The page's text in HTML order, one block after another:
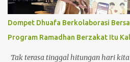
memperhatikan lebih extra lagi
Penyebab Mata Kering Kebanyakan
pada berbagai usia. Akan tetapi
diatas 40 tahun. Jika dibiarkan
penanganan yang tepat, sindrom
Dompet Dhuafa Berkolaborasi
Program Ramadhan Berzakat Itu
Tak terasa tinggal hitungan hari